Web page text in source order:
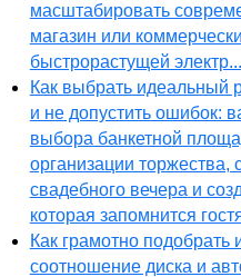
масштабировать
магазин или
быстрорастущей электр...
Как выбрать идеальный
и не допустить ошибок:
выбора банкетной
организации торжества,
свадебного вечера и
которая запомнится
Как грамотно подобрать
соотношение диска и